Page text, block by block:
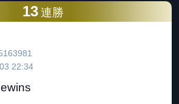
13 連勝
22:34